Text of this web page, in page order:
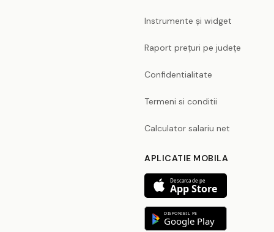
Instrumente și widget
Raport prețuri pe județe
Confidentialitate
Termeni si conditii
Calculator salariu net
APLICATIE MOBILA
Descarca de pe
App Store
DISPONIBIL PE
Google Play